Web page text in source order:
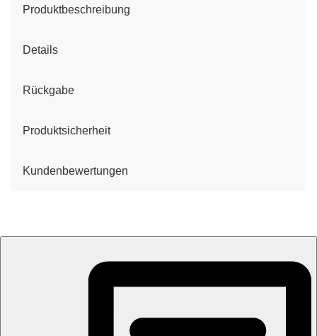
Produktbeschreibung
Details
Rückgabe
Produktsicherheit
Kundenbewertungen